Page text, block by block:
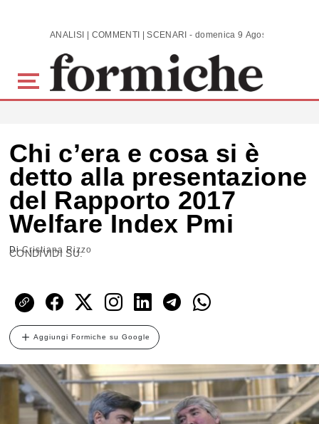
Skip to main content ANALISI | COMMENTI | SCENARI - domenica 9 Agosto 2026
Chi c’era e cosa si è
detto alla presentazione
del Rapporto 2017
Welfare Index Pmi
DiCristiana Rizzo
CONDIVIDI SU:
Aggiungi Formiche su Google